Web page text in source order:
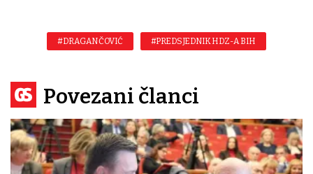
#DRAGAN ČOVIĆ #PREDSJEDNIK HDZ-A BIH
Povezani članci